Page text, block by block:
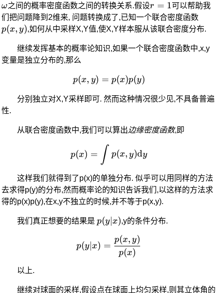
ω之间的概率密度函数之间的转换关系.假设r=1
r = 1可以帮助我
们把问题降到2维来, 问题转换成了,已知一个联合密度函数
p(x, y),如何从中采样X,Y值,使X,Y样本服从该联合密度分布.
继续发挥基本的概率论知识,如果一个联合密度函数中,x,y
变量是独立分布的,那么
p(x,y) = p(x)p(y)
p(x, y) = p(x)p(y)
分别独立对X,Y采样即可. 然而这种情况很少见,不具备普遍
性.
从联合密度函数中,我们可以算出边缘密度函数,即
p(x) = \int p(x,y)
p(x) = ∫ p(x, y)dy
这样我们就得到了p(x)的单独分布. 似乎可以用同样的方法
去求得p(y)的分布,然而概率论的知识告诉我们,以这样的方法求
得的p(x)p(y),在x,y不独立的时候,并不等于p(x,y).
我们真正想要的结果是p(y|x)
p(y∣ x),y的条件分布.
p(y|x) =
p(y ∣x) =
p(x)
p(x, y)
以上.
继续对球面的采样,假设点在球面上均匀采样,则其立体角的